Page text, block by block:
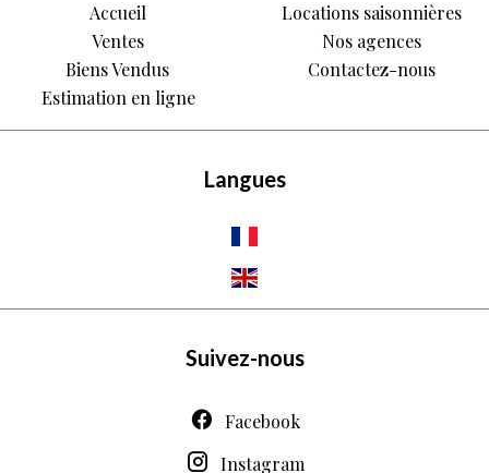
Accueil
Ventes
Biens Vendus
Estimation en ligne
Locations saisonnières
Nos agences
Contactez-nous
Langues
Suivez-nous
Facebook
Instagram